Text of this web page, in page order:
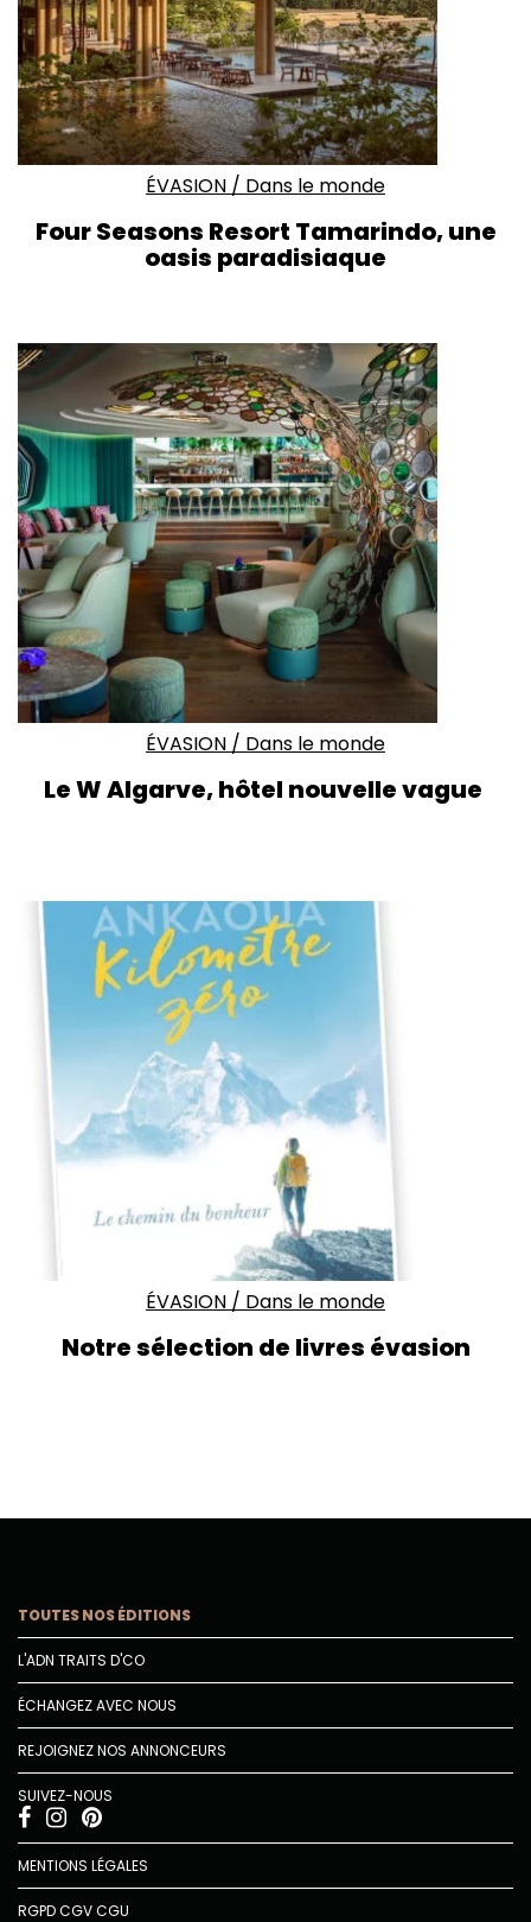
ÉVASION / Dans le monde
Four Seasons Resort Tamarindo, une
oasis paradisiaque
ÉVASION / Dans le monde
Le W Algarve, hôtel nouvelle vague
ÉVASION / Dans le monde
Notre sélection de livres évasion
TOUTES NOS ÉDITIONS
L'ADN TRAITS D'CO
ÉCHANGEZ AVEC NOUS
REJOIGNEZ NOS ANNONCEURS
SUIVEZ-NOUS
MENTIONS LÉGALES
RGPDCGVCGU